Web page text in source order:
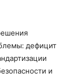
дефицит
и